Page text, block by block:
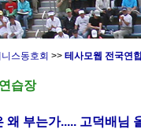
스동호회 >> 테사모웹 전국연
습장
왜 부는가..... 고덕배님